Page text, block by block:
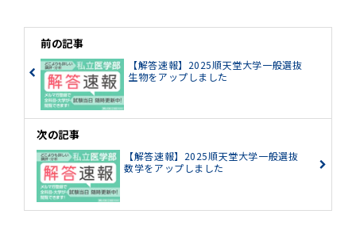
前の記事
【解答速報】2025順天堂大学一般選抜
生物をアップしました
次の記事
【解答速報】2025順天堂大学一般選抜
数学をアップしました